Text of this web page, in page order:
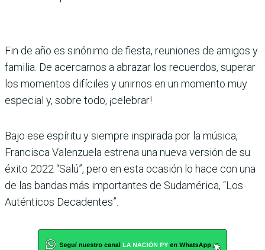
Fin de año es sinónimo de fiesta, reuniones de amigos y
familia. De acercarnos a abrazar los recuerdos, superar
los momentos difíciles y unirnos en un momento muy
especial y, sobre todo, ¡celebrar!
Bajo ese espíritu y siempre inspirada por la música,
Francisca Valenzuela estrena una nueva versión de su
éxito 2022 “Salú”, pero en esta ocasión lo hace con una
de las bandas más importantes de Sudamérica, “Los
Auténticos Decadentes”.